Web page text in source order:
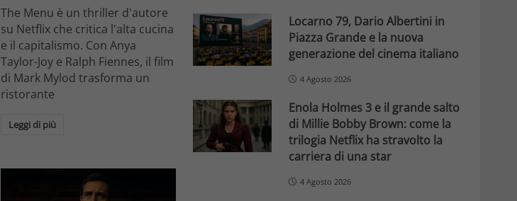
The Menu è un thriller d'autore
su Netflix che critica l'alta cucina
e il capitalismo. Con Anya
Taylor-Joy e Ralph Fiennes, il film
di Mark Mylod trasforma un
ristorante
Leggi di più
Locarno 79, Dario Albertini in
Piazza Grande e la nuova
generazione del cinema italiano
4 Agosto 2026
Enola Holmes 3 e il grande salto
di Millie Bobby Brown: come la
trilogia Netflix ha stravolto la
carriera di una star
4 Agosto 2026